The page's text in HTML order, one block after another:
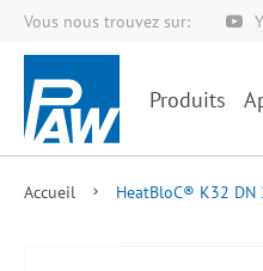
Vous nous trouvez sur:
Allez
au
contenu
Produits
Accueil HeatBloC® K32 DN